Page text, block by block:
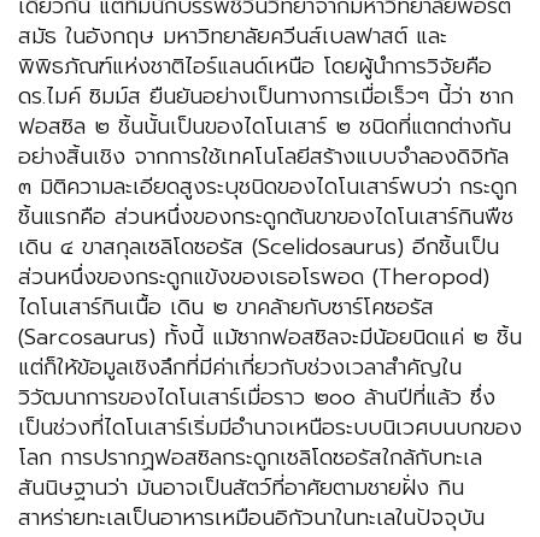
สมัธ ในอังกฤษ มหาวิทยาลัยควีนส์เบลฟาสต์ และ
พิพิธภัณฑ์แห่งชาติไอร์แลนด์เหนือ โดยผู้นำการวิจัยคือ
ดร.ไมค์ ซิมม์ส ยืนยันอย่างเป็นทางการเมื่อเร็วๆ นี้ว่า ซาก
ฟอสซิล ๒ ชิ้นนั้นเป็นของไดโนเสาร์ ๒ ชนิดที่แตกต่างกัน
อย่างสิ้นเชิง จากการใช้เทคโนโลยีสร้างแบบจำลองดิจิทัล
๓ มิติความละเอียดสูงระบุชนิดของไดโนเสาร์พบว่า กระดูก
ชิ้นแรกคือ ส่วนหนึ่งของกระดูกต้นขาของไดโนเสาร์กินพืช
เดิน ๔ ขาสกุลเซลิโดซอรัส (Scelidosaurus) อีกชิ้นเป็น
ส่วนหนึ่งของกระดูกแข้งของเธอโรพอด (Theropod)
ไดโนเสาร์กินเนื้อ เดิน ๒ ขาคล้ายกับซาร์โคซอรัส
(Sarcosaurus) ทั้งนี้ แม้ซากฟอสซิลจะมีน้อยนิดแค่ ๒ ชิ้น
แต่ก็ให้ข้อมูลเชิงลึกที่มีค่าเกี่ยวกับช่วงเวลาสำคัญใน
วิวัฒนาการของไดโนเสาร์เมื่อราว ๒๐๐ ล้านปีที่แล้ว ซึ่ง
เป็นช่วงที่ไดโนเสาร์เริ่มมีอำนาจเหนือระบบนิเวศบนบกของ
โลก การปรากฏฟอสซิลกระดูกเซลิโดซอรัสใกล้กับทะเล
สันนิษฐานว่า มันอาจเป็นสัตว์ที่อาศัยตามชายฝั่ง กิน
สาหร่ายทะเลเป็นอาหารเหมือนอิกัวนาในทะเลในปัจจุบัน